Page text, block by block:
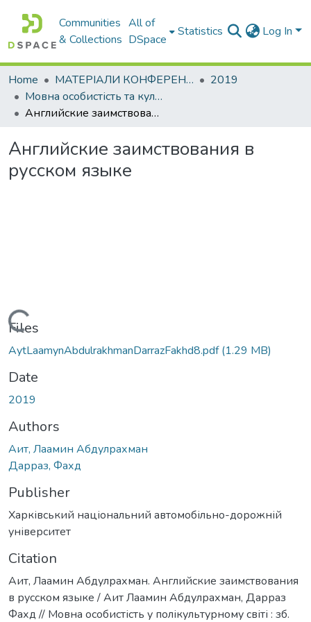
Communities
& Collections
All of
DSpace
Statistics Log In
Home МАТЕРІАЛИ КОНФЕРЕНЦІЙ
2019
Мовна особистість та культура у сучасному інформаційному просторі
Английские заимствования в русском языке
Английские заимствования в
русском языке
Loading...
Files
AytLaamynAbdulrakhmanDarrazFakhd8.pdf(1.29 MB)
Date
2019
Authors
Аит, Лаамин Абдулрахман
Дарраз, Фахд
Publisher
Харківський національний автомобільно-дорожній
університет
Citation
Аит, Лаамин Абдулрахман. Английские заимствования
в русском языке / Аит Лаамин Абдулрахман, Дарраз
Фахд // Мовна особистість у полікультурному світі : зб.